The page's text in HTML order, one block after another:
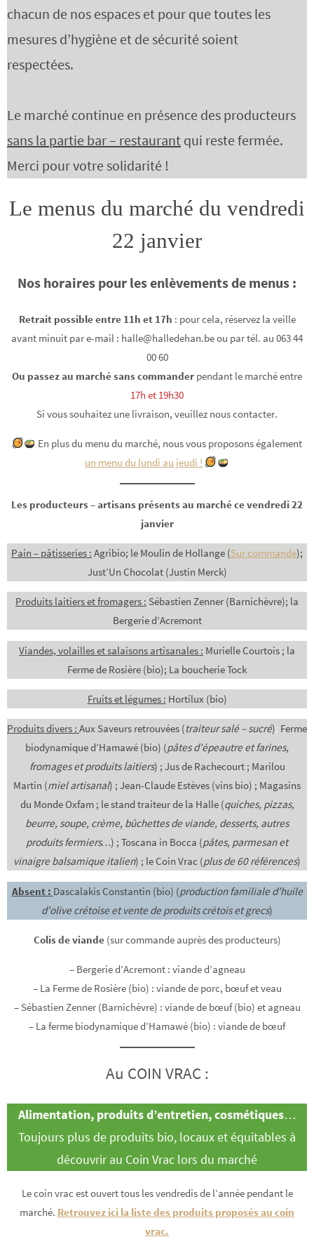
chacun de nos espaces et pour que toutes les
mesures d’hygiène et de sécurité soient
respectées.
Le marché continue en présence des producteurs
sans la partie bar – restaurant qui reste fermée.
Merci pour votre solidarité !
Le menus du marché du vendredi
22 janvier
Nos horaires pour les enlèvementsde menus :
Retrait possible entre 11h et 17h : pour cela, réservez la veille
avant minuit par e-mail : halle@halledehan.be ou par tél. au 063 44
00 60
Ou passez au marché sans commander pendant le marché entre
17h et 19h30
Si vous souhaitez une livraison, veuillez nous contacter.
En plus du menu du marché, nous vous proposons également
un menu du lundi au jeudi !
Les producteurs – artisans présents au marché ce vendredi 22
janvier
Pain – pâtisseries : Agribio; le Moulin de Hollange (Sur commande);
Just’Un Chocolat (Justin Merck)
Produits laitiers et fromagers : Sébastien Zenner (Barnichèvre); la
Bergerie d’Acremont
Viandes, volailles et salaisons artisanales : Murielle Courtois ; la
Ferme de Rosière (bio); La boucherie Tock
Fruits et légumes : Hortilux (bio)
Produits divers : Aux Saveurs retrouvées (traiteur salé – sucré); Ferme
biodynamique d’Hamawé (bio) (pâtes d’épeautre et farines,
fromages et produits laitiers) ; Jus de Rachecourt ; Marilou
Martin (miel artisanal) ; Jean-Claude Estèves (vins bio) ; Magasins
du Monde Oxfam ; le stand traiteur de la Halle (quiches, pizzas,
beurre, soupe, crème, bûchettes de viande, desserts, autres
produits fermiers…) ; Toscana in Bocca (pâtes, parmesan et
vinaigre balsamique italien) ; le Coin Vrac (plus de 60 références)
Absent : Dascalakis Constantin (bio) (production familiale d’huile
d’olive crétoise et vente de produits crétois et grecs)
Colis de viande (sur commande auprès des producteurs)
– Bergerie d’Acremont : viande d’agneau
– La Ferme de Rosière (bio) : viande de porc, bœuf et veau
– Sébastien Zenner (Barnichèvre) : viande de bœuf (bio) et agneau
– La ferme biodynamique d’Hamawé (bio) : viande de bœuf
Au COIN VRAC :
Alimentation, produits d’entretien, cosmétiques…
Toujours plus de produits bio, locaux et équitables à
découvrir au Coin Vrac lors du marché
Le coin vrac est ouvert tous les vendredis de l’année pendant le
marché. Retrouvez ici la liste des produits proposés au coin
vrac.